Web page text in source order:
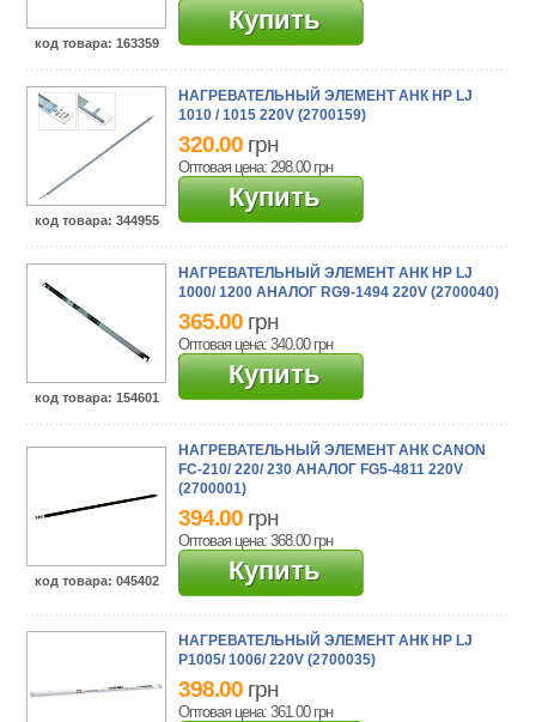
код товара: 163359
Купить
код товара: 344955
НАГРЕВАТЕЛЬНЫЙ ЭЛЕМЕНТ АНК HP LJ
1010 / 1015 220V (2700159)
320.00 грн
Оптовая цена: 298.00 грн
Купить
код товара: 154601
НАГРЕВАТЕЛЬНЫЙ ЭЛЕМЕНТ АНК HP LJ
1000/ 1200 АНАЛОГ RG9-1494 220V (2700040)
365.00 грн
Оптовая цена: 340.00 грн
Купить
код товара: 045402
НАГРЕВАТЕЛЬНЫЙ ЭЛЕМЕНТ АНК CANON
FC-210/ 220/ 230 АНАЛОГ FG5-4811 220V
(2700001)
394.00 грн
Оптовая цена: 368.00 грн
Купить
НАГРЕВАТЕЛЬНЫЙ ЭЛЕМЕНТ АНК HP LJ
P1005/ 1006/ 220V (2700035)
398.00 грн
Оптовая цена: 361.00 грн